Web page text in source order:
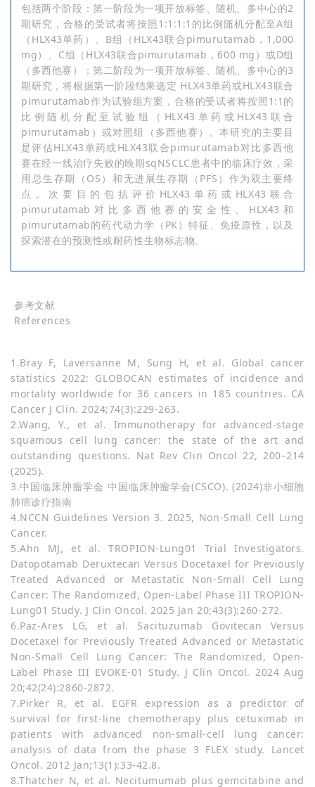
包括两个阶段：第一阶段为一项开放标签、随机、多中心的2
期研究，合格的受试者将按照1:1:1:1的比例随机分配至A组
（HLX43单药）、B组（HLX43联合pimurutamab，1,000
mg）、C组（HLX43联合pimurutamab，600 mg）或D组
（多西他赛）；第二阶段为一项开放标签、随机、多中心的3
期研究，将根据第一阶段结果选定 HLX43单药或HLX43联合
pimurutamab作为试验组方案，合格的受试者将按照1:1的
比例随机分配至试验组（HLX43单药或HLX43联合
pimurutamab）或对照组（多西他赛）。本研究的主要目
是评估HLX43单药或HLX43联合pimurutamab对比多西他
赛在经一线治疗失败的晚期sqNSCLC患者中的临床疗效，采
用总生存期（OS）和无进展生存期（PFS）作为双主要终
点。次要目的包括评价HLX43单药或HLX43联合
pimurutamab对比多西他赛的安全性、HLX43和
pimurutamab的药代动力学（PK）特征、免疫原性，以及
探索潜在的预测性或耐药性生物标志物。
参考文献
References
1.Bray F, Laversanne M, Sung H, et al. Global cancer
statistics 2022: GLOBOCAN estimates of incidence and
mortality worldwide for 36 cancers in 185 countries. CA
Cancer J Clin. 2024;74(3):229-263.
2.Wang, Y., et al. Immunotherapy for advanced-stage
squamous cell lung cancer: the state of the art and
outstanding questions. Nat Rev Clin Oncol 22, 200–214
(2025).
3.中国临床肿瘤学会 中国临床肿瘤学会(CSCO). (2024)非小细胞
肺癌诊疗指南
4.NCCN Guidelines Version 3. 2025, Non-Small Cell Lung
Cancer.
5.Ahn MJ, et al. TROPION-Lung01 Trial Investigators.
Datopotamab Deruxtecan Versus Docetaxel for Previously
Treated Advanced or Metastatic Non-Small Cell Lung
Cancer: The Randomized, Open-Label Phase III TROPION-
Lung01 Study. J Clin Oncol. 2025 Jan 20;43(3):260-272.
6.Paz-Ares LG, et al. Sacituzumab Govitecan Versus
Docetaxel for Previously Treated Advanced or Metastatic
Non-Small Cell Lung Cancer: The Randomized, Open-
Label Phase III EVOKE-01 Study. J Clin Oncol. 2024 Aug
20;42(24):2860-2872.
7.Pirker R, et al. EGFR expression as a predictor of
survival for first-line chemotherapy plus cetuximab in
patients with advanced non-small-cell lung cancer:
analysis of data from the phase 3 FLEX study. Lancet
Oncol. 2012 Jan;13(1):33-42.8.
8.Thatcher N, et al. Necitumumab plus gemcitabine and